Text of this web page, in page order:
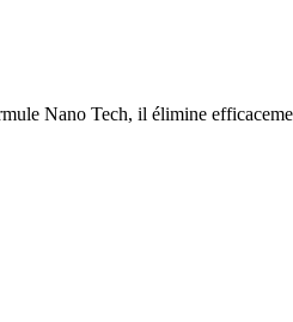
Nano Tech, il élimine